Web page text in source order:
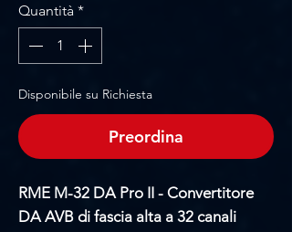
Quantità *
Disponibile su Richiesta
Preordina
RME M-32 DA Pro II - Convertitore
DA AVB di fascia alta a 32 canali